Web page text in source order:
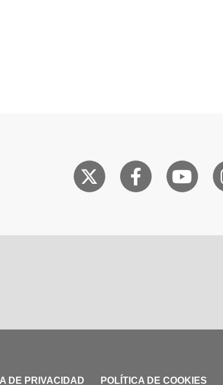
DE PRIVACIDAD POLÍTICA DE COOKIES